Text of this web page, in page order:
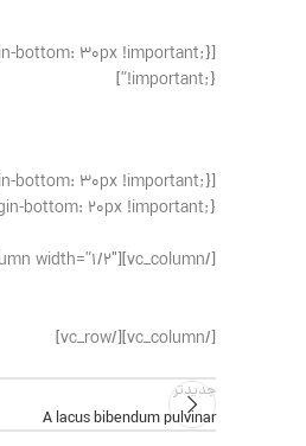
!important;}”]
!important;}”][vc_column width=”1/2″]
[/vc_column][vc_column width=”1/2″]
[/vc_column][/vc_row]
جدیدتر
A lacus bibendum pulvinar